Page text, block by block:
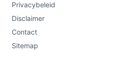
Privacybeleid
Disclaimer
Contact
Sitemap